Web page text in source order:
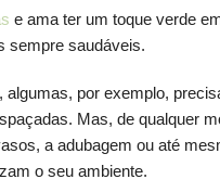
e ama ter um toque verde
sempre saudáveis.
por exemplo,
Mas, de qualquer
a adubagem ou até
o seu ambiente.